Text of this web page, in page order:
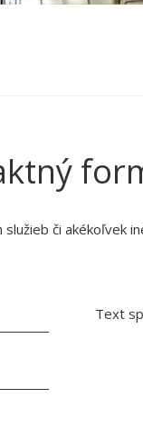
či akékoľvek
Text